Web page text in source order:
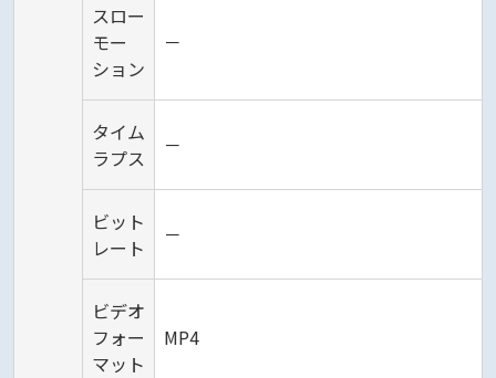
スロー
モー
ション
－
タイム
ラプス
－
ビット
レート
－
ビデオ
フォー
マット
MP4